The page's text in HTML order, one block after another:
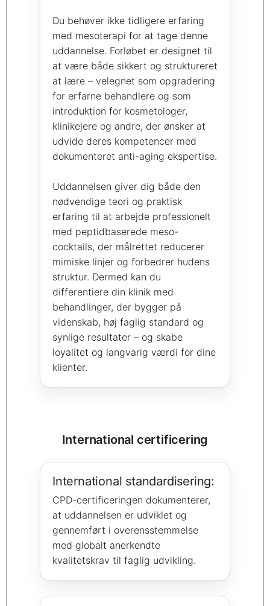
Du behøver ikke tidligere erfaring
med mesoterapi for at tage denne
uddannelse. Forløbet er designet til
at være både sikkert og struktureret
at lære – velegnet som opgradering
for erfarne behandlere og som
introduktion for kosmetologer,
klinikejere og andre, der ønsker at
udvide deres kompetencer med
dokumenteret anti-aging ekspertise.
Uddannelsen giver dig både den
nødvendige teori og praktisk
erfaring til at arbejde professionelt
med peptidbaserede meso-
cocktails, der målrettet reducerer
mimiske linjer og forbedrer hudens
struktur. Dermed kan du
differentiere din klinik med
behandlinger, der bygger på
videnskab, høj faglig standard og
synlige resultater – og skabe
loyalitet og langvarig værdi for dine
klienter.
International certificering
International standardisering:
CPD-certificeringen dokumenterer,
at uddannelsen er udviklet og
gennemført i overensstemmelse
med globalt anerkendte
kvalitetskrav til faglig udvikling.